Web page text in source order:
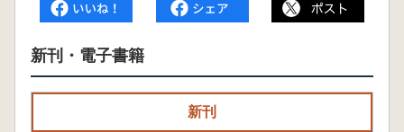
新刊・電子書籍
新刊